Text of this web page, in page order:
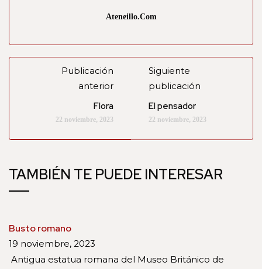
Ateneillo.com
Publicación
anterior
Flora
22 noviembre, 2023
Siguiente
publicación
El pensador
22 noviembre, 2023
TAMBIÉN TE PUEDE INTERESAR
Busto romano
19 noviembre, 2023
Antigua estatua romana del Museo Británico de